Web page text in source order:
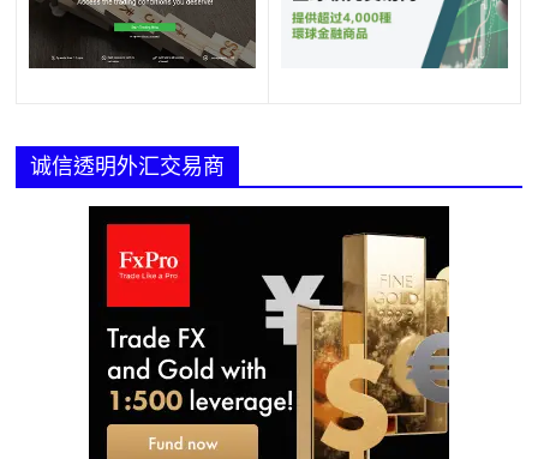
诚信透明外汇交易商